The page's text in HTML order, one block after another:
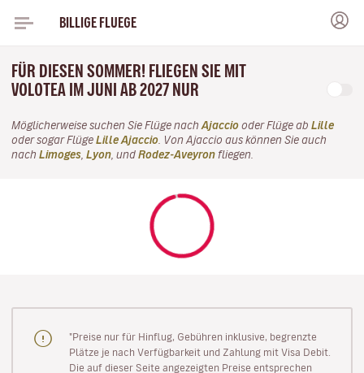
BILLIGE FLUEGE
FÜR DIESEN SOMMER! FLIEGEN SIE MIT
VOLOTEA IM JUNI AB 2027 NUR
Möglicherweise suchen Sie Flüge nach Ajaccio oder Flüge ab Lille
oder sogar Flüge Lille Ajaccio . Von Ajaccio aus können Sie auch
nach Limoges Lyon , und Rodez-Aveyron fliegen.
"Preise nur für Hinflug, Gebühren inklusive, begrenzte
Plätze je nach Verfügbarkeit und Zahlung mit Visa Debit.
Die auf dieser Seite angezeigten Preise entsprechen